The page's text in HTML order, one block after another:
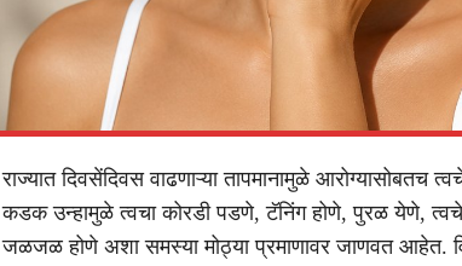
राज्यात दिवसेंदिवस वाढणाऱ्या तापमानामुळे आरोग्यासोबतच
कडक उन्हामुळे त्वचा कोरडी पडणे, टॅनिंग होणे, पुरळ येणे,
जळजळ होणे अशा समस्या मोठ्या प्रमाणावर जाणवत आहेत.